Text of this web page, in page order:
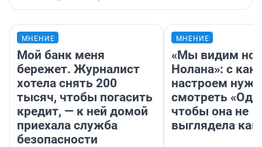
МНЕНИЕ
Мой банк меня
бережет. Журналист
хотела снять 200
тысяч, чтобы погасить
кредит, — к ней домой
приехала служба
безопасности
МНЕНИЕ
«Мы видим
Нолана»: с
настроем
смотреть
чтобы она не
выглядела как